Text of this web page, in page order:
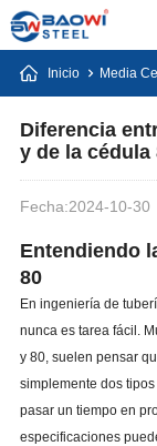
Inicio Media
Diferencia
y de la cédula
Fecha:2024-10-30
Entendiendo
80
En ingeniería de
nunca es tarea fácil.
y 80, suelen pensar
simplemente dos
pasar un tiempo en
especificaciones